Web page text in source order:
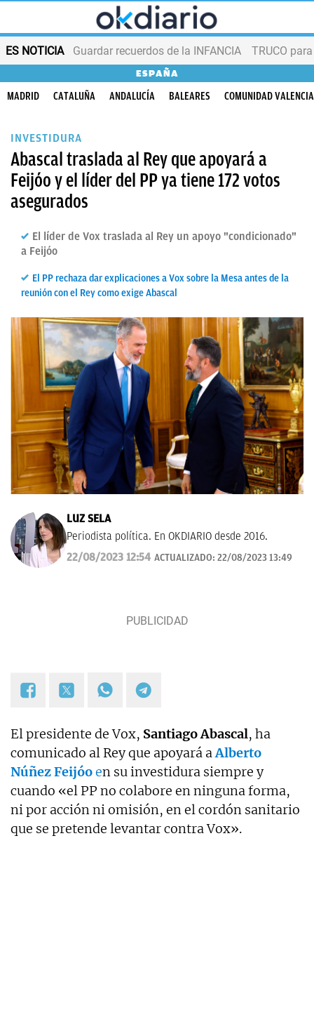
ES NOTICIA Guardar recuerdos de la INFANCIA TRUCO
ESPAÑA
MADRID CATALUÑA ANDALUCÍA BALEARES COMUNIDAD
INVESTIDURA
Abascal traslada al Rey que apoyará a
Feijóo y el líder del PP ya tiene 172 votos
asegurados
El líder de Vox traslada al Rey un apoyo "condicionado"
a Feijóo
El PP rechaza dar explicaciones a Vox sobre la Mesa antes de la
reunión con el Rey como exige Abascal
LUZ SELA
Periodista política. En OKDIARIO desde 2016.
22/08/2023 12:54 ACTUALIZADO: 22/08/2023 13:49
El presidente de Vox, Santiago Abascal, ha
comunicado al Rey que apoyará aAlberto
Núñez Feijóoen su investidura siempre y
cuando «el PP no colabore en ninguna forma,
ni por acción ni omisión, en el cordón sanitario
que se pretende levantar contra Vox».